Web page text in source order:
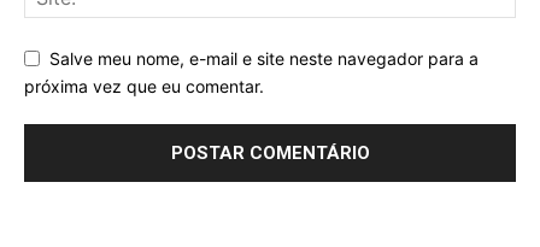
Salve meu nome, e-mail e site neste navegador para a
próxima vez que eu comentar.